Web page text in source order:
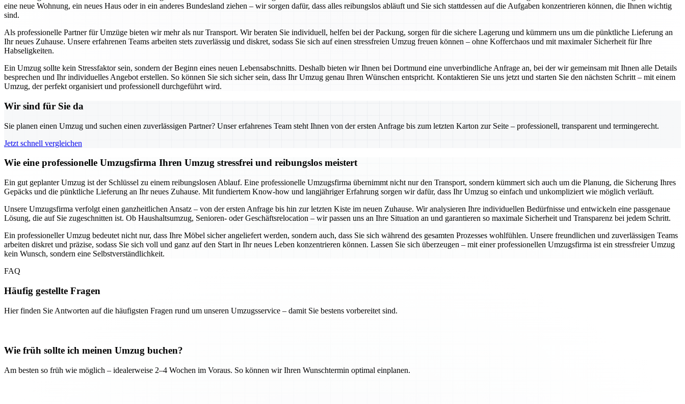
eine neue Wohnung, ein neues Haus oder in ein anderes Bundesland ziehen – wir sorgen dafür, dass alles reibungslos abläuft und Sie sich stattdessen auf die Aufgaben konzentrieren können, die Ihnen wichtig
sind.
Als professionelle Partner für Umzüge bieten wir mehr als nur Transport. Wir beraten Sie individuell, helfen bei der Packung, sorgen für die sichere Lagerung und kümmern uns um die pünktliche Lieferung an
Ihr neues Zuhause. Unsere erfahrenen Teams arbeiten stets zuverlässig und diskret, sodass Sie sich auf einen stressfreien Umzug freuen können – ohne Kofferchaos und mit maximaler Sicherheit für Ihre
Habseligkeiten.
Ein Umzug sollte kein Stressfaktor sein, sondern der Beginn eines neuen Lebensabschnitts. Deshalb bieten wir Ihnen bei Dortmund eine unverbindliche Anfrage an, bei der wir gemeinsam mit Ihnen alle Details
besprechen und Ihr individuelles Angebot erstellen. So können Sie sich sicher sein, dass Ihr Umzug genau Ihren Wünschen entspricht. Kontaktieren Sie uns jetzt und starten Sie den nächsten Schritt – mit einem
Umzug, der perfekt organisiert und professionell durchgeführt wird.
Wir sind für Sie da
Sie planen einen Umzug und suchen einen zuverlässigen Partner? Unser erfahrenes Team steht Ihnen von der ersten Anfrage bis zum letzten Karton zur Seite – professionell, transparent und termingerecht.
Jetzt schnell vergleichen
Wie eine professionelle Umzugsfirma Ihren Umzug stressfrei und reibungslos meistert
Ein gut geplanter Umzug ist der Schlüssel zu einem reibungslosen Ablauf. Eine professionelle Umzugsfirma übernimmt nicht nur den Transport, sondern kümmert sich auch um die Planung, die Sicherung Ihres
Gepäcks und die pünktliche Lieferung an Ihr neues Zuhause. Mit fundiertem Know-how und langjähriger Erfahrung sorgen wir dafür, dass Ihr Umzug so einfach und unkompliziert wie möglich verläuft.
Unsere Umzugsfirma verfolgt einen ganzheitlichen Ansatz – von der ersten Anfrage bis hin zur letzten Kiste im neuen Zuhause. Wir analysieren Ihre individuellen Bedürfnisse und entwickeln eine passgenaue
Lösung, die auf Sie zugeschnitten ist. Ob Haushaltsumzug, Senioren- oder Geschäftsrelocation – wir passen uns an Ihre Situation an und garantieren so maximale Sicherheit und Transparenz bei jedem Schritt.
Ein professioneller Umzug bedeutet nicht nur, dass Ihre Möbel sicher angeliefert werden, sondern auch, dass Sie sich während des gesamten Prozesses wohlfühlen. Unsere freundlichen und zuverlässigen Teams
arbeiten diskret und präzise, sodass Sie sich voll und ganz auf den Start in Ihr neues Leben konzentrieren können. Lassen Sie sich überzeugen – mit einer professionellen Umzugsfirma ist ein stressfreier Umzug
kein Wunsch, sondern eine Selbstverständlichkeit.
FAQ
Häufig gestellte Fragen
Hier finden Sie Antworten auf die häufigsten Fragen rund um unseren Umzugsservice – damit Sie bestens vorbereitet sind.
Wie früh sollte ich meinen Umzug buchen?
Am besten so früh wie möglich – idealerweise 2–4 Wochen im Voraus. So können wir Ihren Wunschtermin optimal einplanen.